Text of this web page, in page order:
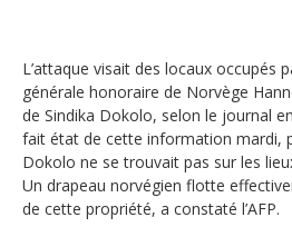
L’attaque visait des locaux occupés
générale honoraire de Norvège
de Sindika Dokolo, selon le journal
fait état de cette information mardi,
Dokolo ne se trouvait pas sur les
Un drapeau norvégien flotte
de cette propriété, a constaté l’AFP.